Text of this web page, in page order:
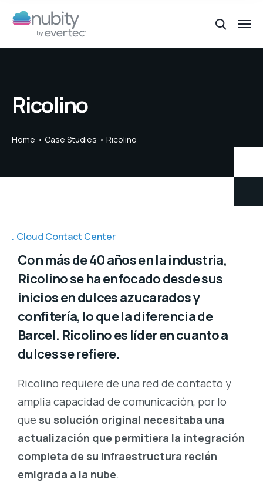
Ricolino
Home Case Studies Ricolino
Cloud Contact Center
Con más de 40 años en la industria,
Ricolino se ha enfocado desde sus
inicios en dulces azucarados y
confitería, lo que la diferencia de
Barcel. Ricolino es líder en cuanto a
dulces se refiere.
Ricolino requiere de una red de contacto y
amplia capacidad de comunicación, por lo
que su solución original necesitaba una
actualización que permitiera la integración
completa de su infraestructura recién
emigrada a la nube.